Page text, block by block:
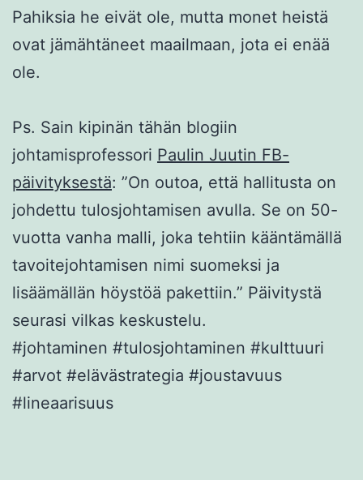
Pahiksia he eivät ole, mutta monet heistä
ovat jämähtäneet maailmaan, jota ei enää
ole.
Ps. Sain kipinän tähän blogiin
johtamisprofessori Paulin Juutin FB-
päivityksestä: ”On outoa, että hallitusta on
johdettu tulosjohtamisen avulla. Se on 50-
vuotta vanha malli, joka tehtiin kääntämällä
tavoitejohtamisen nimi suomeksi ja
lisäämällän höystöä pakettiin.” Päivitystä
seurasi vilkas keskustelu.
#johtaminen #tulosjohtaminen #kulttuuri
#arvot #elävästrategia #joustavuus
#lineaarisuus